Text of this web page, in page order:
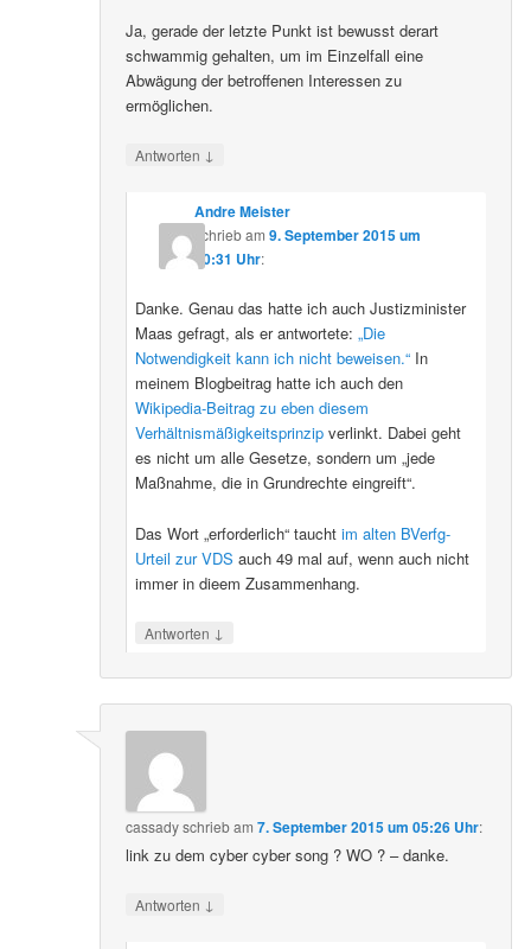
Ja, gerade der letzte Punkt ist bewusst derart
schwammig gehalten, um im Einzelfall eine
Abwägung der betroffenen Interessen zu
ermöglichen.
Antworten ↓
Andre Meister
schriebam 9. September 2015 um
10:31 Uhr:
Danke. Genau das hatte ich auch Justizminister
Maas gefragt, als er antwortete: „Die
Notwendigkeit kann ich nicht beweisen.“In
meinem Blogbeitrag hatte ich auch den
Wikipedia-Beitrag zu eben diesem
Verhältnismäßigkeitsprinzipverlinkt. Dabei geht
es nicht um alle Gesetze, sondern um „jede
Maßnahme, die in Grundrechte eingreift“.
Das Wort „erforderlich“ taucht im alten BVerfg-
Urteil zur VDS auch 49 mal auf, wenn auch nicht
immer in dieem Zusammenhang.
Antworten ↓
cassadyschriebam7. September 2015 um 05:26 Uhr:
link zu dem cyber cyber song ? WO ? – danke.
Antworten ↓